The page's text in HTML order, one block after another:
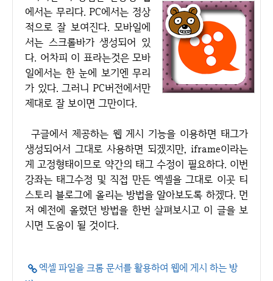
에서는 무리다. PC에서는 정상
적으로 잘 보여진다. 모바일에
서는 스크롤바가 생성되어 있
다. 어차피 이 표라는것은 모바
일에서는 한 눈에 보기엔 무리
가 있다. 그러니 PC버전에서만
제대로 잘 보이면 그만이다.
구글에서 제공하는 웹 게시 기능을 이용하면 태그가
생성되어서 그대로 사용하면 되겠지만, iframe이라는
게 고정형태이므로 약간의 태그 수정이 필요하다. 이번
강좌는 태그수정 및 직접 만든 엑셀을 그대로 이곳 티
스토리 블로그에 올리는 방법을 알아보도록 하겠다. 먼
저 예전에 올렸던 방법을 한번 살펴보시고 이 글을 보
시면 도움이 될 것이다.
엑셀 파일을 크롬 문서를 활용하여 웹에 게시 하는 방